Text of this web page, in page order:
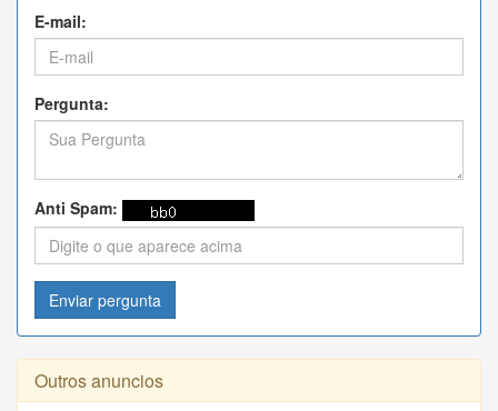
E-mail:
Pergunta:
Anti Spam:
Enviar pergunta
Outros anuncios